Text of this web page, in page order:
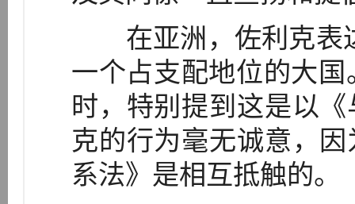
在亚洲，佐利克表
一个占支配地位的大国
时，特别提到这是以
克的行为毫无诚意，
系法》是相互抵触的。